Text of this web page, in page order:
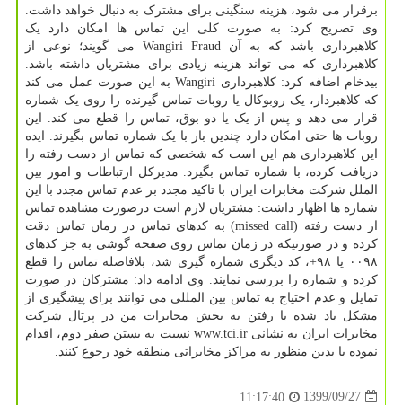
برقرار می شود، هزینه سنگینی برای مشترک به دنبال خواهد داشت.
وی تصریح کرد: به صورت کلی این تماس ها امکان دارد یک
کلاهبرداری باشد که به آن Wangiri Fraud می گویند؛ نوعی از
کلاهبرداری که می تواند هزینه زیادی برای مشتریان داشته باشد.
بیدخام اضافه کرد: کلاهبرداری Wangiri به این صورت عمل می کند
که کلاهبردار، یک روبوکال یا روبات تماس گیرنده را روی یک شماره
قرار می دهد و پس از یک یا دو بوق، تماس را قطع می کند. این
روبات ها حتی امکان دارد چندین بار با یک شماره تماس بگیرند. ایده
این کلاهبرداری هم این است که شخصی که تماس از دست رفته را
دریافت کرده، با شماره تماس بگیرد. مدیرکل ارتباطات و امور بین
الملل شرکت مخابرات ایران با تاکید مجدد بر عدم تماس مجدد با این
شماره ها اظهار داشت: مشتریان لازم است درصورت مشاهده تماس
از دست رفته (missed call) به کدهای تماس در زمان تماس دقت
کرده و در صورتیکه در زمان تماس روی صفحه گوشی به جز کدهای
۰۰۹۸ یا ۹۸+، کد دیگری شماره گیری شد، بلافاصله تماس را قطع
کرده و شماره را بررسی نمایند. وی ادامه داد: مشترکان در صورت
تمایل و عدم احتیاج به تماس بین المللی می توانند برای پیشگیری از
مشکل یاد شده با رفتن به بخش مخابرات من در پرتال شرکت
مخابرات ایران به نشانی www.tci.ir نسبت به بستن صفر دوم، اقدام
نموده یا بدین منظور به مراکز مخابراتی منطقه خود رجوع کنند.
1399/09/27
11:17:40